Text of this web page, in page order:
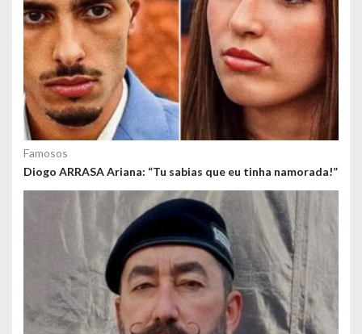
Famosos
Diogo ARRASA Ariana: “Tu sabias que eu tinha namorada!”